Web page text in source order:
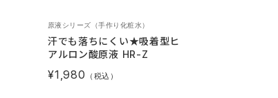
汗でも落ちにくい★吸着型ヒ
アルロン酸原液 HR-Z
原液シリーズ（手作り化粧水）
¥1,980 （税込）